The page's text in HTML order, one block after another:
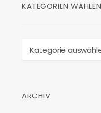
KATEGORIEN WÄHLEN
ARCHIV